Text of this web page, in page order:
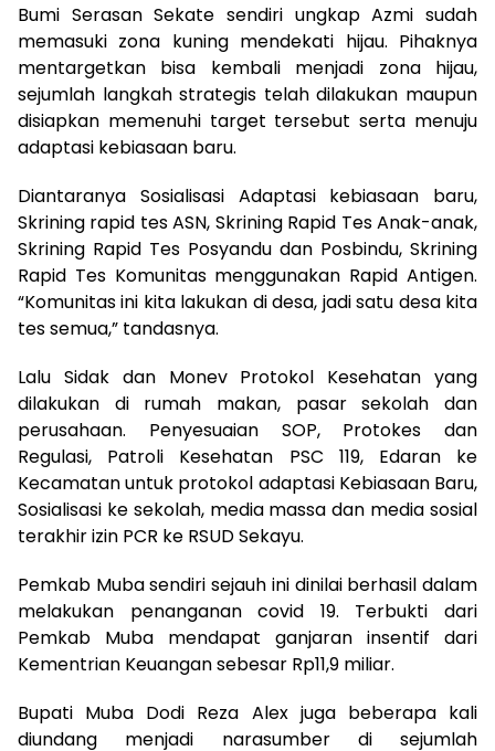
Bumi Serasan Sekate sendiri ungkap Azmi sudah
memasuki zona kuning mendekati hijau. Pihaknya
mentargetkan bisa kembali menjadi zona hijau,
sejumlah langkah strategis telah dilakukan maupun
disiapkan memenuhi target tersebut serta menuju
adaptasi kebiasaan baru.
Diantaranya Sosialisasi Adaptasi kebiasaan baru,
Skrining rapid tes ASN, Skrining Rapid Tes Anak-anak,
Skrining Rapid Tes Posyandu dan Posbindu, Skrining
Rapid Tes Komunitas menggunakan Rapid Antigen.
“Komunitas ini kita lakukan di desa, jadi satu desa kita
tes semua,” tandasnya.
Lalu Sidak dan Monev Protokol Kesehatan yang
dilakukan di rumah makan, pasar sekolah dan
perusahaan. Penyesuaian SOP, Protokes dan
Regulasi, Patroli Kesehatan PSC 119, Edaran ke
Kecamatan untuk protokol adaptasi Kebiasaan Baru,
Sosialisasi ke sekolah, media massa dan media sosial
terakhir izin PCR ke RSUD Sekayu.
Pemkab Muba sendiri sejauh ini dinilai berhasil dalam
melakukan penanganan covid 19. Terbukti dari
Pemkab Muba mendapat ganjaran insentif dari
Kementrian Keuangan sebesar Rp11,9 miliar.
Bupati Muba Dodi Reza Alex juga beberapa kali
diundang menjadi narasumber di sejumlah